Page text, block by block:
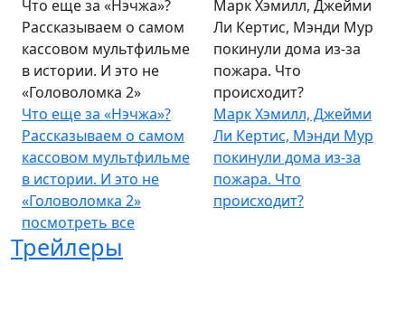
Что еще за «Нэчжа»?
Рассказываем о самом
кассовом мультфильме
в истории. И это не
«Головоломка 2»
Что еще за «Нэчжа»?
Рассказываем о самом
кассовом мультфильме
в истории. И это не
«Головоломка 2»
Марк Хэмилл, Джейми
Ли Кертис, Мэнди Мур
покинули дома из-за
пожара. Что
происходит?
Марк Хэмилл, Джейми
Ли Кертис, Мэнди Мур
покинули дома из-за
пожара. Что
происходит?
посмотреть все
Трейлеры